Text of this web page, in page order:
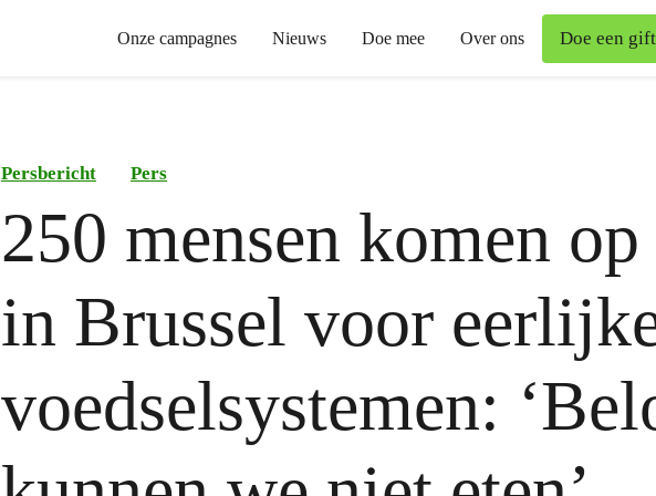
Onze campagnes Nieuws Doe mee Over ons Doe een gift
Persbericht Pers
250 mensen komen op
in Brussel voor
voedselsystemen: